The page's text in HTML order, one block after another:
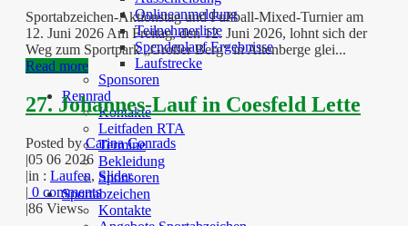
Onlineanmeldung
Teilnehmerliste
Spendenlauf Ergebnisse
Laufstrecke
Sponsoren
Rennrad
Kontakte
Leitfaden RTA
Termine
Bekleidung
Sponsoren
Sportabzeichen
Kontakte
Sportabzeichen-Aktionstag und Fußball-Mixed-Turnier am
12. Juni 2026 Am Freitag, den 12. Juni 2026, lohnt sich der
Weg zum Sportpark „Großer Berg“ in Altenberge glei...
Read more
27. Johannes-Lauf in Coesfeld Lette
Posted byCarina Conrads
|05 06 2026
|in : Laufen, Slider
| 0 comments
|86 Views